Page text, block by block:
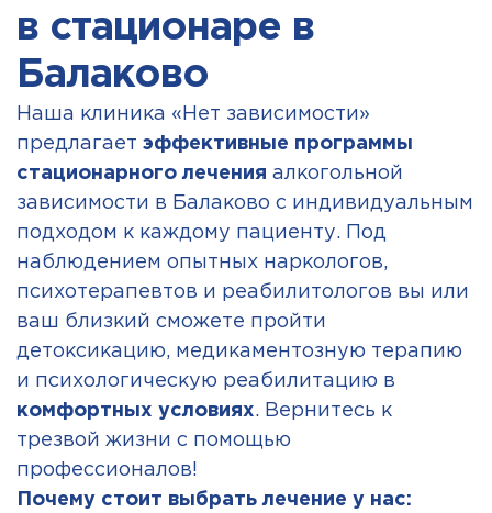
в стационаре в
Балаково
Наша клиника «Нет зависимости»
предлагает эффективные программы
стационарного лечения алкогольной
зависимости в Балаково с индивидуальным
подходом к каждому пациенту. Под
наблюдением опытных наркологов,
психотерапевтов и реабилитологов вы или
ваш близкий сможете пройти
детоксикацию, медикаментозную терапию
и психологическую реабилитацию в
комфортных условиях. Вернитесь к
трезвой жизни с помощью
профессионалов!
Почему стоит выбрать лечение у нас: